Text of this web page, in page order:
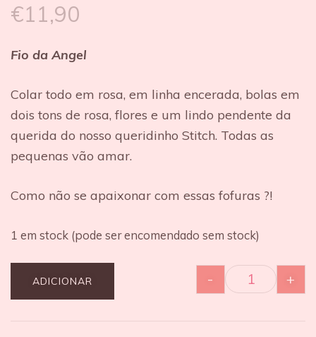
€11,90
Fio da Angel
Colar todo em rosa, em linha encerada, bolas em
dois tons de rosa, flores e um lindo pendente da
querida do nosso queridinho Stitch. Todas as
pequenas vão amar.
Como não se apaixonar com essas fofuras ?!
1 em stock (pode ser encomendado sem stock)
- +
ADICIONAR